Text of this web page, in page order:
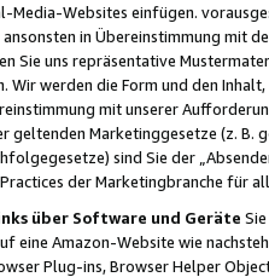
Media-Websites einfügen.
in Übereinstimmung mit
Sie uns repräsentative
Wir werden die Form und den
mit unserer
geltenden Marketinggesetze (z. B.
sind Sie der
der Marketingbranche für
über Software und Geräte
eine Amazon-Website wie
Plug-ins, Browser Helper